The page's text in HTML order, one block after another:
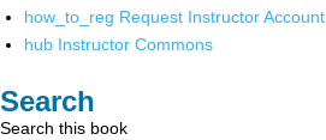
how_to_reg Request Instructor Account
hub Instructor Commons
Search
Search this book